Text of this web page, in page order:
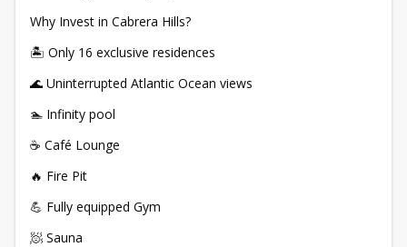
Why Invest in Cabrera Hills?
🏝️ Only 16 exclusive residences
🌊 Uninterrupted Atlantic Ocean views
🏊 Infinity pool
☕ Café Lounge
🔥 Fire Pit
💪 Fully equipped Gym
🧖 Sauna